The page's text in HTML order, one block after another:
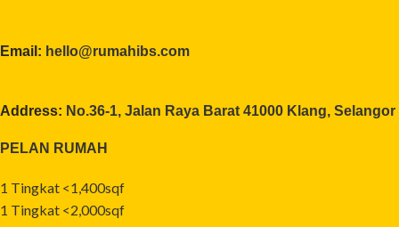
Email: hello@rumahibs.com
Address: No.36-1, Jalan Raya Barat 41000 Klang, Selangor
PELAN RUMAH
1 Tingkat <1,400sqf
1 Tingkat <2,000sqf